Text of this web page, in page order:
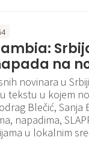
na
novinara u
tekstu u kojem
Blečić,
napadima,
u lokalnim